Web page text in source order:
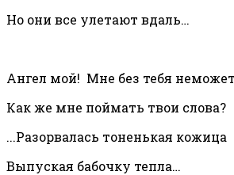
Но они все улетают вдаль…
Ангел мой! Мне без тебя
Как же мне поймать твои слова?
...Разорвалась тоненькая кожица
Выпуская бабочку тепла…